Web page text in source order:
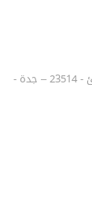
شارع الزاهد البخاري - طريق الملك عبدالعزيز - حي الشاطئ - 23514 – جدة -